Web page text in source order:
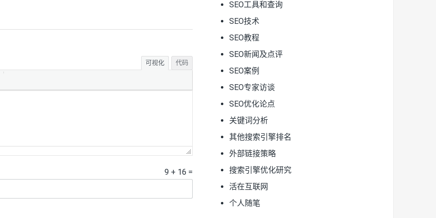
可视化 代码
9 + 16 =
SEO工具和查询
SEO技术
SEO教程
SEO新闻及点评
SEO案例
SEO专家访谈
SEO优化论点
关键词分析
其他搜索引擎排名
外部链接策略
搜索引擎优化研究
活在互联网
个人随笔